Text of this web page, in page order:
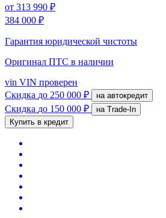
от 313 990 ₽
384 000 ₽
Гарантия юридической чистоты
Оригинал ПТС в наличии
vin VIN проверен
Скидка до 250 000 ₽ на автокредит
Скидка до 150 000 ₽
на Trade-In
Купить в кредит